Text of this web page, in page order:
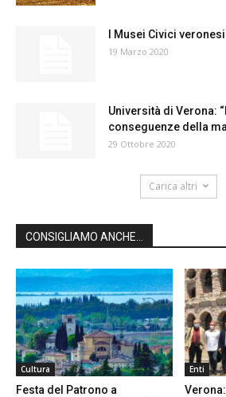
I Musei Civici
19 Marzo 2020
Università di Verona:
conseguenze della
29 Ottobre 2020
Carica altri
CONSIGLIAMO ANCHE...
Cultura
Festa del Patrono a
Enti
Verona: